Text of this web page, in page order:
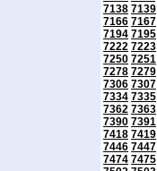
7138 7139
7166 7167
7194 7195
7222 7223
7250 7251
7278 7279
7306 7307
7334 7335
7362 7363
7390 7391
7418 7419
7446 7447
7474 7475